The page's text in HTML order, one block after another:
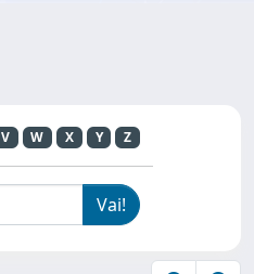
V W X Y Z